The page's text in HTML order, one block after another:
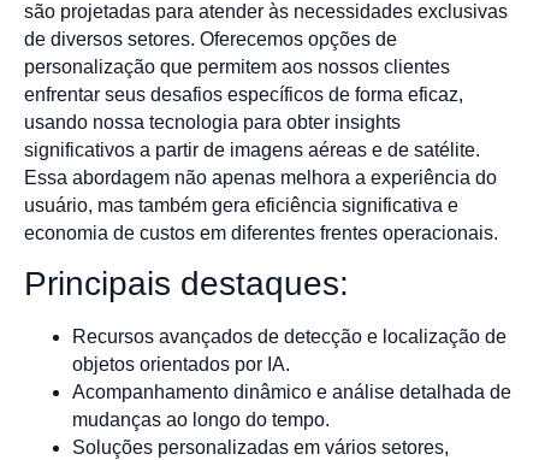
são projetadas para atender às necessidades exclusivas
de diversos setores. Oferecemos opções de
personalização que permitem aos nossos clientes
enfrentar seus desafios específicos de forma eficaz,
usando nossa tecnologia para obter insights
significativos a partir de imagens aéreas e de satélite.
Essa abordagem não apenas melhora a experiência do
usuário, mas também gera eficiência significativa e
economia de custos em diferentes frentes operacionais.
Principais destaques:
Recursos avançados de detecção e localização de
objetos orientados por IA.
Acompanhamento dinâmico e análise detalhada de
mudanças ao longo do tempo.
Soluções personalizadas em vários setores,